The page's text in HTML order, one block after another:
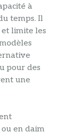
à
temps. Il
limite les
pour des
une
en daim